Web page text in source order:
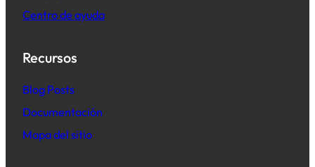
Centro de ayuda
Recursos
Blog Posts
Documentación
Mapa del sitio